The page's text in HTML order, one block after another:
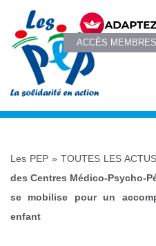
ACCÈS MEMBRES
Les PEP »TOUTES LES
des Centres Médico-Psycho-
se mobilise pour un
enfant